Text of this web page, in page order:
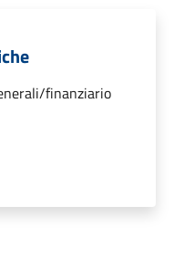
finanziario